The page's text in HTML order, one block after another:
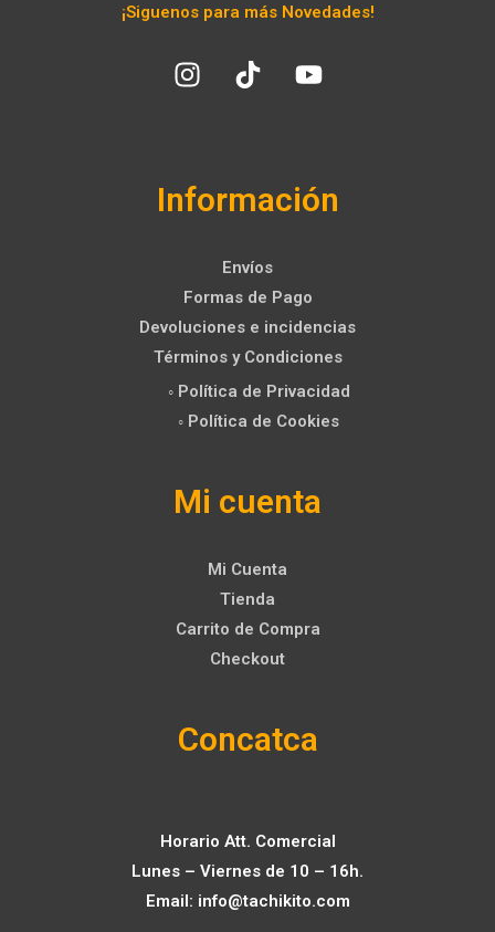
¡Siguenos para más Novedades!
Información
Envíos
Formas de Pago
Devoluciones e incidencias
Términos y Condiciones
◦ Política de Privacidad
◦ Política de Cookies
Mi cuenta
Mi Cuenta
Tienda
Carrito de Compra
Checkout
Concatca
Horario Att. Comercial
Lunes – Viernes de 10 – 16h.
Email: info@tachikito.com